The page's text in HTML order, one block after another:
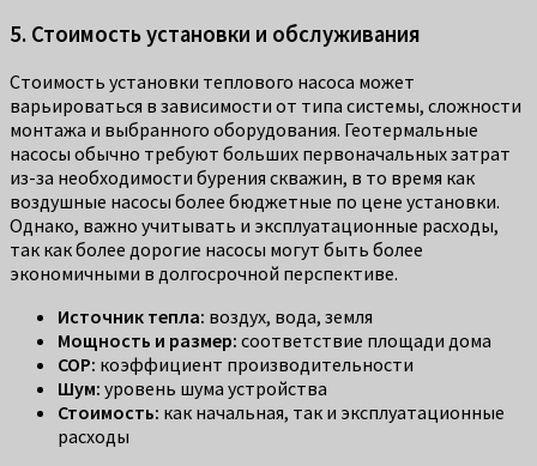
5. Стоимость установки и обслуживания
Стоимость установки теплового насоса может
варьироваться в зависимости от типа системы, сложности
монтажа и выбранного оборудования. Геотермальные
насосы обычно требуют больших первоначальных затрат
из-за необходимости бурения скважин, в то время как
воздушные насосы более бюджетные по цене установки.
Однако, важно учитывать и эксплуатационные расходы,
так как более дорогие насосы могут быть более
экономичными в долгосрочной перспективе.
Источник тепла: воздух, вода, земля
Мощность и размер: соответствие площади дома
COP: коэффициент производительности
Шум: уровень шума устройства
Стоимость: как начальная, так и эксплуатационные
расходы